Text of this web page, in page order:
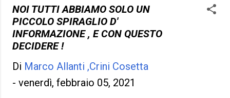
giornali e la televisione faranno
che parlarne , immo...
con il virus per il resto della
propria vita ? E non è detto che
dopo la terza dose c'è ne sia una
quarta e dopo una quinta , a
paura fa novanta , ma è
altrettanto vero che ancora non
NOI TUTTI ABBIAMO SOLO UN
PICCOLO SPIRAGLIO D'
INFORMAZIONE , E CON QUESTO
DECIDERE !
Di Marco Allanti ,Crini Cosetta
- venerdì, febbraio 05, 2021